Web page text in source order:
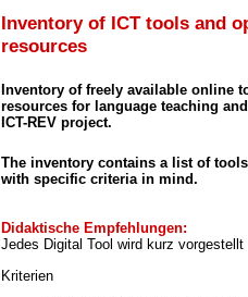
Inventory of ICT tools and
resources
Inventory of freely available online
resources for language teaching
ICT-REV project.
The inventory contains a list of
with specific criteria in mind.
Didaktische Empfehlungen:
Jedes Digital Tool wird kurz vorgestellt
Kriterien